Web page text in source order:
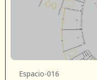
Espacio-016